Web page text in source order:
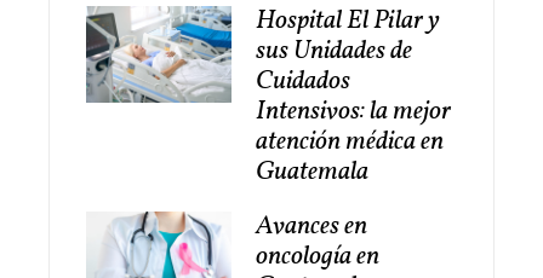
Hospital El Pilar y
sus Unidades de
Cuidados
Intensivos: la mejor
atención médica en
Guatemala
Avances en
oncología en